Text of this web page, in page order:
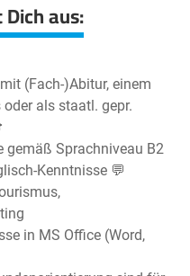
aus:
(Fach-)Abitur, einem
als staatl. gepr.
gemäß Sprachniveau B2
Kenntnisse 💬
in MS Office (Word,